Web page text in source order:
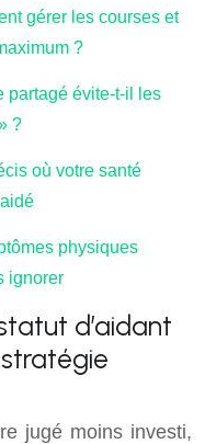
gérer les courses et
?
partagé évite-t-il les
?
où votre santé
physiques
ignorer
d’aidant
jugé moins investi,